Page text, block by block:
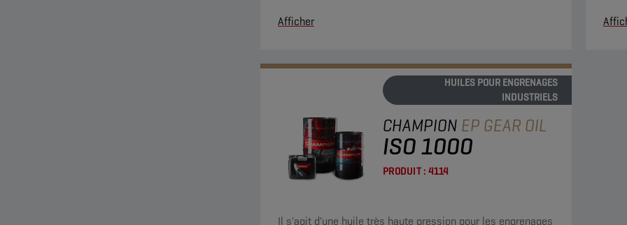
Afficher
HUILES POUR ENGRENAGES
INDUSTRIELS
CHAMPION EP GEAR OIL
ISO 1000
PRODUIT : 4114
Il s'agit d'une huile très haute pression pour les engrenages